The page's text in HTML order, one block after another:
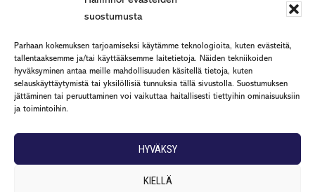
suostumusta
Parhaan kokemuksen tarjoamiseksi käytämme teknologioita, kuten evästeitä,
tallentaaksemme ja/tai käyttääksemme laitetietoja. Näiden tekniikoiden
hyväksyminen antaa meille mahdollisuuden käsitellä tietoja, kuten
selauskäyttäytymistä tai yksilöllisiä tunnuksia tällä sivustolla. Suostumuksen
jättäminen tai peruuttaminen voi vaikuttaa haitallisesti tiettyihin ominaisuuksiin
ja toimintoihin.
HYVÄKSY
KIELLÄ
Footer
etu.suku@rapp.fi
puh. 044 7799 277
Rekisteri- ja tietosuojaseloste